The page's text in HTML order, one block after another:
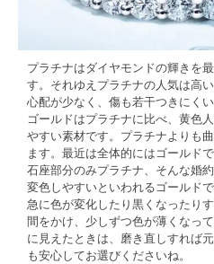
プラチナはダイヤモンドの輝きを
す。それゆえプラチナの人気は高
心配が少なく、傷も若干つきにく
ゴールドはプラチナに比べ、黄色
やすい素材です。プラチナよりも
ます。最近は全体的にはゴールド
石座部分のみプラチナ、そんな婚
変色しやすいといわれるゴールド
急に色が変化したり黒くなったり
間をかけ、少しずつ色が薄くなっ
に見えたときは、磨き直しすれば
も安心してお選びくださいね。